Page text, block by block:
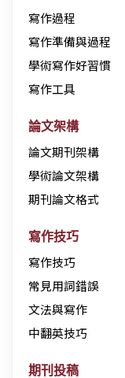
寫作過程
寫作準備與過程
學術寫作好習慣
寫作工具
論文架構
論文期刊架構
學術論文架構
期刊論文格式
寫作技巧
寫作技巧
常見用詞錯誤
文法與寫作
中翻英技巧
期刊投稿